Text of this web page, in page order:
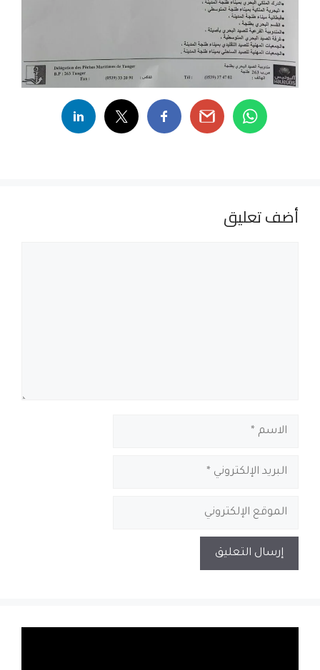
أضف تعليق